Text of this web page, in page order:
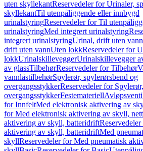
uten skyllekantReservedeler for Urinaler,
skyllekantTil utenpåliggende eller innbygd
urinalstyringReservedeler for Til
urinalstyringMed integrert urinalstyring
integrert urinalstyringUrinal, drift uten vann
drift uten vannUten lokkReservedeler for
lokkUrinalskilleveggerUrinalskillevegger
av glassTilbehørReservedeler for Tilbehør
vannlåstilbehørSpylerør, spylerørsbend og
overgangsstykkerReservedeler for
overgangsstykkerFestemateriell
for InnfeltMed elektronisk aktivering av
for Med elektronisk aktivering av skyll,
aktivering av skyll, batteridrift
aktivering av skyll, batteridriftMed
skyllReservedeler for Med pneumatisk